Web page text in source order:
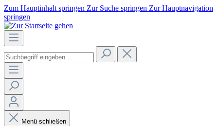
Zum Hauptinhalt springen Zur Suche springen Zur Hauptnavigation
springen
Menü schließen